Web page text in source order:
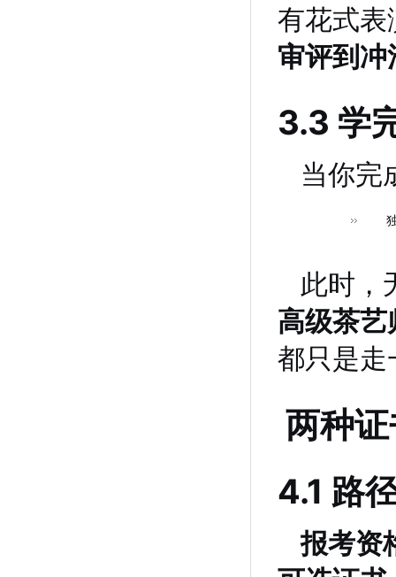
有花式表
审评到
3.3 学
当你完
此时，
高级茶艺
都只是走
两种
4.1 路
报考资